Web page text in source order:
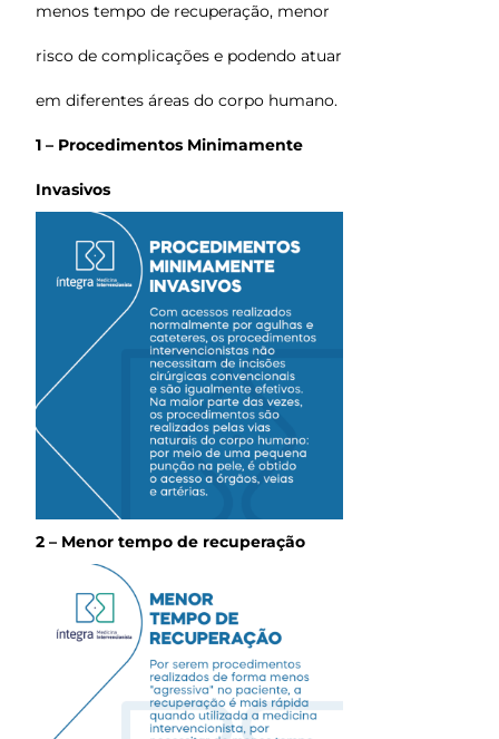
menos tempo de recuperação, menor
risco de complicações e podendo atuar
em diferentes áreas do corpo humano.
1 – Procedimentos Minimamente
Invasivos
2 – Menor tempo de recuperação